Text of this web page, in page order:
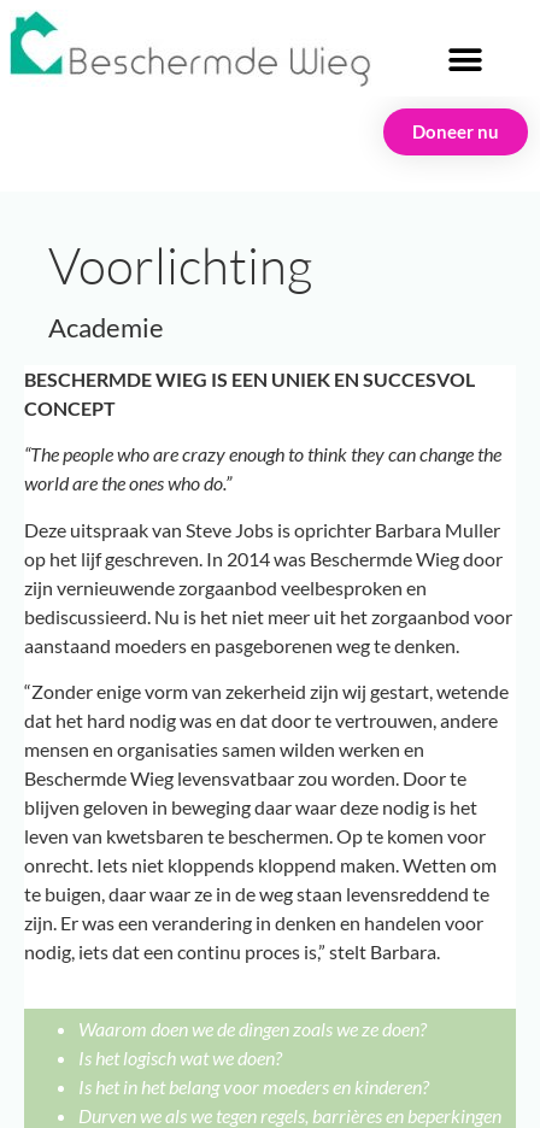
Doneer nu
Voorlichting
Academie
BESCHERMDE WIEG IS EEN UNIEK EN SUCCESVOL
CONCEPT
“The people who are crazy enough to think they can change the
world are the ones who do.”
Deze uitspraak van Steve Jobs is oprichter Barbara Muller
op het lijf geschreven. In 2014 was Beschermde Wieg door
zijn vernieuwende zorgaanbod veelbesproken en
bediscussieerd. Nu is het niet meer uit het zorgaanbod voor
aanstaand moeders en pasgeborenen weg te denken.
“Zonder enige vorm van zekerheid zijn wij gestart, wetende
dat het hard nodig was en dat door te vertrouwen, andere
mensen en organisaties samen wilden werken en
Beschermde Wieg levensvatbaar zou worden. Door te
blijven geloven in beweging daar waar deze nodig is het
leven van kwetsbaren te beschermen. Op te komen voor
onrecht. Iets niet kloppends kloppend maken. Wetten om
te buigen, daar waar ze in de weg staan levensreddend te
zijn. Er was een verandering in denken en handelen voor
nodig, iets dat een continu proces is,” stelt Barbara.
Waarom doen we de dingen zoals we ze doen?
Is het logisch wat we doen?
Is het in het belang voor moeders en kinderen?
Durven we als we tegen regels, barrières en beperkingen